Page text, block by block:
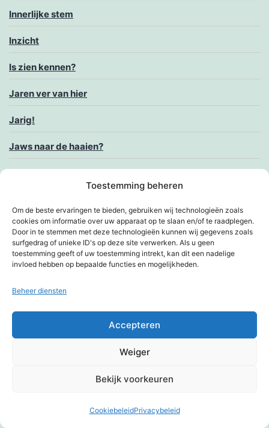
Toestemming beheren
Om de beste ervaringen te bieden, gebruiken wij technologieën zoals
cookies om informatie over uw apparaat op te slaan en/of te raadplegen.
Door in te stemmen met deze technologieën kunnen wij gegevens zoals
surfgedrag of unieke ID's op deze site verwerken. Als u geen
toestemming geeft of uw toestemming intrekt, kan dit een nadelige
invloed hebben op bepaalde functies en mogelijkheden.
Beheer diensten
Accepteren
Weiger
Bekijk voorkeuren
CookiebeleidPrivacybeleid
Innerlijke stem
Inzicht
Is zien kennen?
Jaren ver van hier
Jarig!
Jaws naar de haaien?
Kap ik ermee
Kermis in Tilburg
Kieskeurig
Klantenservice zonder service van het Kruidvat
Kluizenaar of een tevreden mens
Donkere modus: